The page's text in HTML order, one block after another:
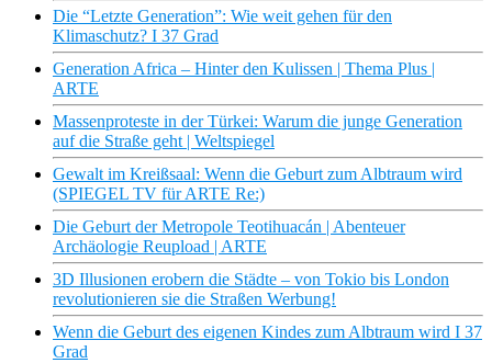
Die “Letzte Generation”: Wie weit gehen für den
Klimaschutz? I 37 Grad
Generation Africa – Hinter den Kulissen | Thema Plus |
ARTE
Massenproteste in der Türkei: Warum die junge Generation
auf die Straße geht | Weltspiegel
Gewalt im Kreißsaal: Wenn die Geburt zum Albtraum wird
(SPIEGEL TV für ARTE Re:)
Die Geburt der Metropole Teotihuacán | Abenteuer
Archäologie Reupload | ARTE
3D Illusionen erobern die Städte – von Tokio bis London
revolutionieren sie die Straßen Werbung!
Wenn die Geburt des eigenen Kindes zum Albtraum wird I 37
Grad